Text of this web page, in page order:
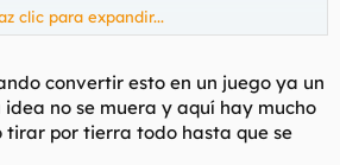
podría organizar, pero no hay gente.
clic para expandir...
convertir esto en un juego ya un
no se muera y aquí hay mucho
por tierra todo hasta que se